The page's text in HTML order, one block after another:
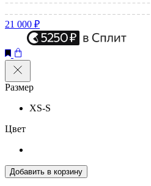
21 000 ₽
Размер
XS-S
Цвет
Добавить в корзину